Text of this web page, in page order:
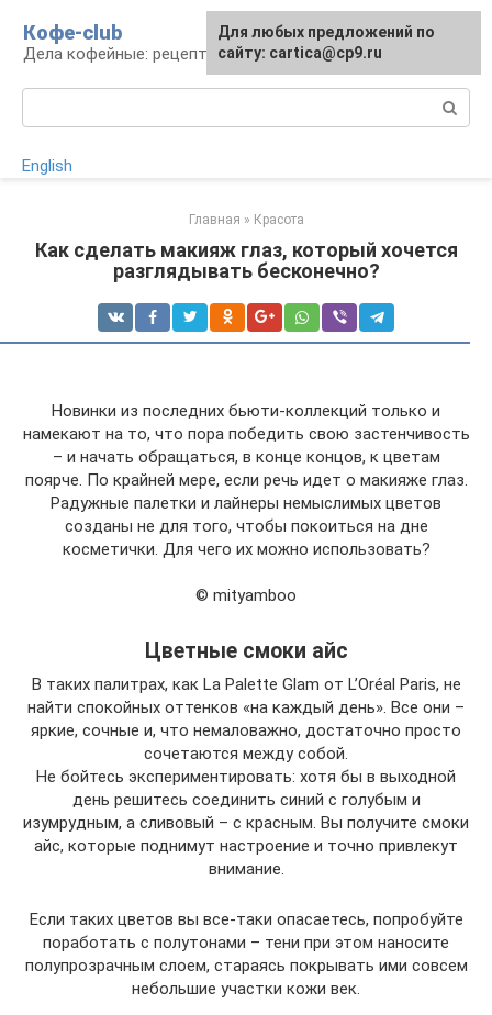
контенту
Кофе-club
Дела кофейные: рецепты и приготовление
English
Главная » Красота
Как сделать макияж глаз, который хочется
разглядывать бесконечно?
Новинки из последних бьюти-коллекций только и
намекают на то, что пора победить свою застенчивость
– и начать обращаться, в конце концов, к цветам
поярче. По крайней мере, если речь идет о макияже глаз.
Радужные палетки и лайнеры немыслимых цветов
созданы не для того, чтобы покоиться на дне
косметички. Для чего их можно использовать?
© mityamboo
Цветные смоки айс
В таких палитрах, как La Palette Glam от L’Oréal Paris, не
найти спокойных оттенков «на каждый день». Все они –
яркие, сочные и, что немаловажно, достаточно просто
сочетаются между собой.
Не бойтесь экспериментировать: хотя бы в выходной
день решитесь соединить синий с голубым и
изумрудным, а сливовый – с красным. Вы получите смоки
айс, которые поднимут настроение и точно привлекут
внимание.
Если таких цветов вы все-таки опасаетесь, попробуйте
поработать с полутонами – тени при этом наносите
полупрозрачным слоем, стараясь покрывать ими совсем
небольшие участки кожи век.
Для любых предложений по
сайту: cartica@cp9.ru